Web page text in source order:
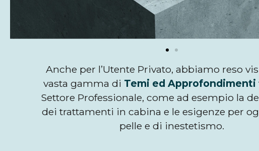
Anche per l’Utente Privato, abbiamo reso
vasta gamma di Temi ed Approfondimenti
Settore Professionale, come ad esempio la
dei trattamenti in cabina e le esigenze per
pelle e di inestetismo.